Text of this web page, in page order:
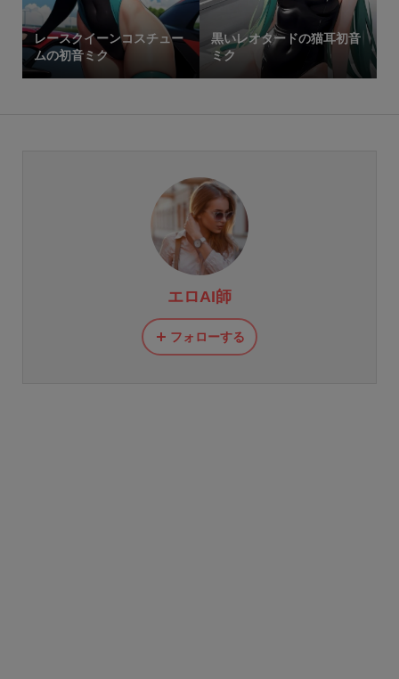
レースクイーンコスチュー
ムの初音ミク
黒いレオタードの猫耳初音
ミク
エロAI師
フォローする